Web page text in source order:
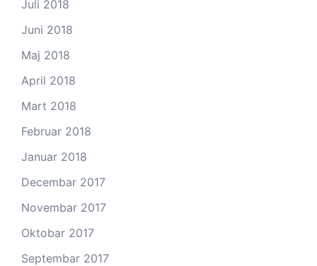
Juli 2018
Juni 2018
Maj 2018
April 2018
Mart 2018
Februar 2018
Januar 2018
Decembar 2017
Novembar 2017
Oktobar 2017
Septembar 2017